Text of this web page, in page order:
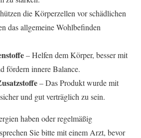
die Körperzellen vor schädlichen
das allgemeine Wohlbefinden
– Helfen dem Körper, besser mit
fördern innere Balance.
– Das Produkt wurde mit
und gut verträglich zu sein.
haben oder regelmäßig
Sie bitte mit einem Arzt, bevor